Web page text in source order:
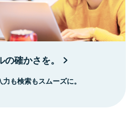
確かさを。
も検索もスムーズに。